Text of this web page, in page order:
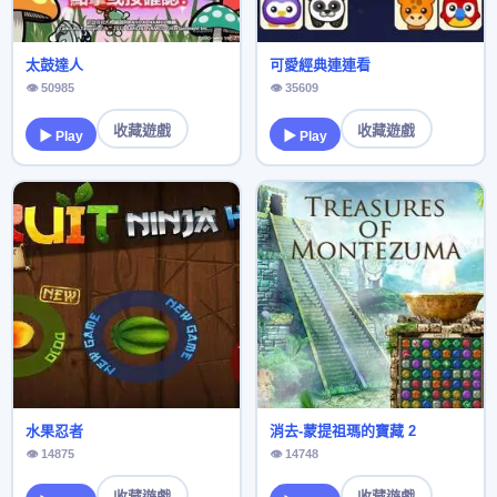
太鼓達人
👁 50985
▶ Play 收藏遊戲
可愛經典連連看
👁 35609
▶ Play 收藏遊戲
水果忍者
👁 14875
消去-蒙提祖瑪的寶藏 2
👁 14748